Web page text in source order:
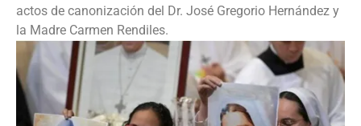
actos de canonización del Dr. José Gregorio Hernández y
la Madre Carmen Rendiles.